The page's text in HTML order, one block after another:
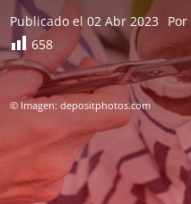
Publicado el 02 Abr 2023 Por
658
© Imagen: depositphotos.com